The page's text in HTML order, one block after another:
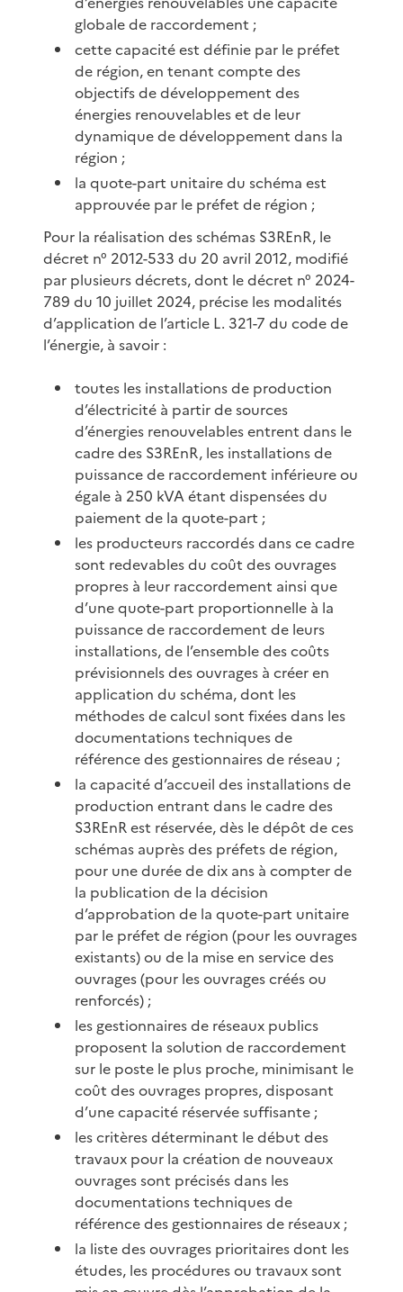
globale de raccordement ;
cette capacité est définie par le préfet
de région, en tenant compte des
objectifs de développement des
énergies renouvelables et de leur
dynamique de développement dans la
région ;
la quote-part unitaire du schéma est
approuvée par le préfet de région ;
Pour la réalisation des schémas S3REnR, le
décret n° 2012-533 du 20 avril 2012, modifié
par plusieurs décrets, dont le décret n° 2024-
789 du 10 juillet 2024, précise les modalités
d’application de l’article L. 321-7 du code de
l’énergie, à savoir :
toutes les installations de production
d’électricité à partir de sources
d’énergies renouvelables entrent dans le
cadre des S3REnR, les installations de
puissance de raccordement inférieure ou
égale à 250 kVA étant dispensées du
paiement de la quote-part ;
les producteurs raccordés dans ce cadre
sont redevables du coût des ouvrages
propres à leur raccordement ainsi que
d’une quote-part proportionnelle à la
puissance de raccordement de leurs
installations, de l’ensemble des coûts
prévisionnels des ouvrages à créer en
application du schéma, dont les
méthodes de calcul sont fixées dans les
documentations techniques de
référence des gestionnaires de réseau ;
la capacité d’accueil des installations de
production entrant dans le cadre des
S3REnR est réservée, dès le dépôt de ces
schémas auprès des préfets de région,
pour une durée de dix ans à compter de
la publication de la décision
d’approbation de la quote-part unitaire
par le préfet de région (pour les ouvrages
existants) ou de la mise en service des
ouvrages (pour les ouvrages créés ou
renforcés) ;
les gestionnaires de réseaux publics
proposent la solution de raccordement
sur le poste le plus proche, minimisant le
coût des ouvrages propres, disposant
d’une capacité réservée suffisante ;
les critères déterminant le début des
travaux pour la création de nouveaux
ouvrages sont précisés dans les
documentations techniques de
référence des gestionnaires de réseaux ;
la liste des ouvrages prioritaires dont les
études, les procédures ou travaux sont